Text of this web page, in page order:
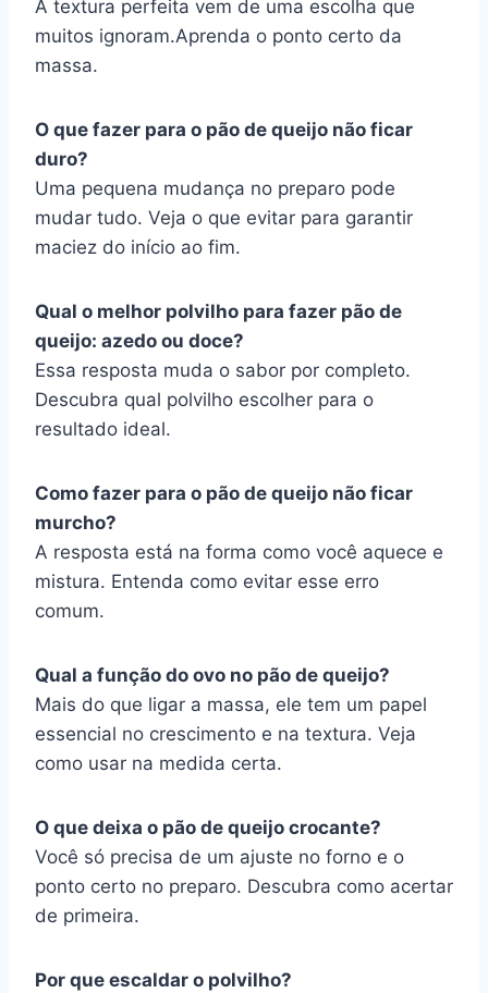
A textura perfeita vem de uma escolha que
muitos ignoram.Aprenda o ponto certo da
massa.
O que fazer para o pão de queijo não ficar
duro?
Uma pequena mudança no preparo pode
mudar tudo. Veja o que evitar para garantir
maciez do início ao fim.
Qual o melhor polvilho para fazer pão de
queijo: azedo ou doce?
Essa resposta muda o sabor por completo.
Descubra qual polvilho escolher para o
resultado ideal.
Como fazer para o pão de queijo não ficar
murcho?
A resposta está na forma como você aquece e
mistura. Entenda como evitar esse erro
comum.
Qual a função do ovo no pão de queijo?
Mais do que ligar a massa, ele tem um papel
essencial no crescimento e na textura. Veja
como usar na medida certa.
O que deixa o pão de queijo crocante?
Você só precisa de um ajuste no forno e o
ponto certo no preparo. Descubra como acertar
de primeira.
Por que escaldar o polvilho?